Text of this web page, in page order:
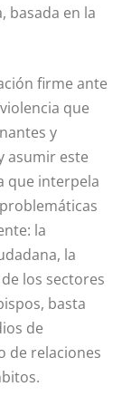
basada en la
firme ante
que
y
asumir este
que interpela
la
la
los sectores
basta
de
de relaciones